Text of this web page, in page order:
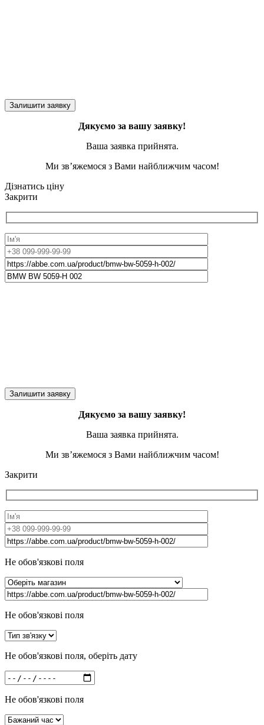
Дякуємо за вашу заявку!
Ваша заявка прийнята.
Ми зв’яжемося з Вами найближчим часом!
Дізнатись ціну
Закрити
Дякуємо за вашу заявку!
Ваша заявка прийнята.
Ми зв’яжемося з Вами найближчим часом!
Закрити
Не обов'язкові поля
Не обов'язкові поля
Не обов'язкові поля, оберіть дату
Не обов'язкові поля